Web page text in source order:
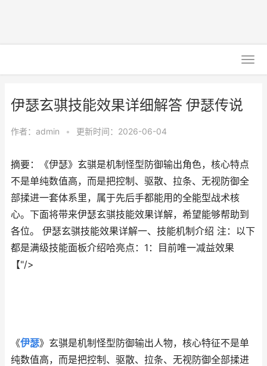
伊瑟玄骐技能效果详细解答 伊瑟传说
作者： admin • 更新时间：2026-06-04
摘要：《伊瑟》玄骐是机制怪型防御输出角色，核心特点
不是单纯数值高，而是把控制、驱散、拉条、无视防御全
部揉进一套体系里，属于先后手都能用的全能型战术核
心。下面将带来伊瑟玄骐技能效果详解，希望能够帮助到
各位。 伊瑟玄骐技能效果详解一、技能机制介绍 注：以下
都是满级技能面板介绍哈亮点：1：目前唯一减益效果
【"/>
《伊瑟》玄骐是机制怪型防御输出人物，核心特征不是单
纯数值高，而是把控制、驱散、拉条、无视防御全部揉进